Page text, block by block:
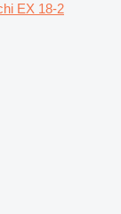
EX 18-2